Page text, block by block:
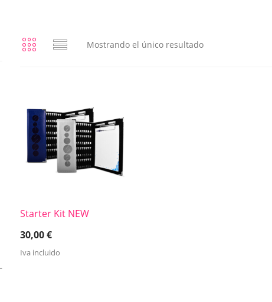
Mostrando el único resultado
Starter Kit NEW
30,00€
Iva incluido